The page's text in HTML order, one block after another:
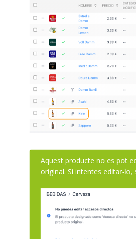
Aquest producte no es pot
original. Si intentes editar-